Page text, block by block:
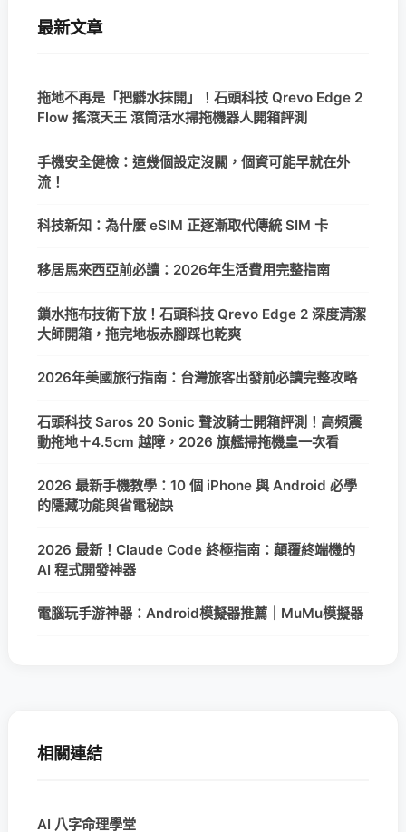
最新文章
拖地不再是「把髒水抹開」！石頭科技 Qrevo Edge 2
Flow 搖滾天王 滾筒活水掃拖機器人開箱評測
手機安全健檢：這幾個設定沒關，個資可能早就在外
流！
科技新知：為什麼 eSIM 正逐漸取代傳統 SIM 卡
移居馬來西亞前必讀：2026年生活費用完整指南
鎖水拖布技術下放！石頭科技 Qrevo Edge 2 深度清潔
大師開箱，拖完地板赤腳踩也乾爽
2026年美國旅行指南：台灣旅客出發前必讀完整攻略
石頭科技 Saros 20 Sonic 聲波騎士開箱評測！高頻震
動拖地＋4.5cm 越障，2026 旗艦掃拖機皇一次看
2026 最新手機教學：10 個 iPhone 與 Android 必學
的隱藏功能與省電秘訣
2026 最新！Claude Code 終極指南：顛覆終端機的
AI 程式開發神器
電腦玩手游神器：Android模擬器推薦｜MuMu模擬器
相關連結
AI 八字命理學堂